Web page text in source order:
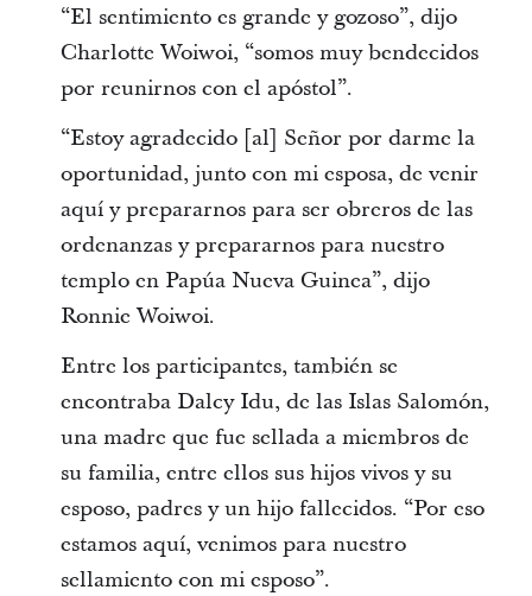
“El sentimiento es grande y gozoso”, dijo
Charlotte Woiwoi, “somos muy bendecidos
por reunirnos con el apóstol”.
“Estoy agradecido [al] Señor por darme la
oportunidad, junto con mi esposa, de venir
aquí y prepararnos para ser obreros de las
ordenanzas y prepararnos para nuestro
templo en Papúa Nueva Guinea”, dijo
Ronnie Woiwoi.
Entre los participantes, también se
encontraba Dalcy Idu, de las Islas Salomón,
una madre que fue sellada a miembros de
su familia, entre ellos sus hijos vivos y su
esposo, padres y un hijo fallecidos. “Por eso
estamos aquí, venimos para nuestro
sellamiento con mi esposo”.